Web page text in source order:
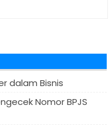
dalam Bisnis
Nomor BPJS